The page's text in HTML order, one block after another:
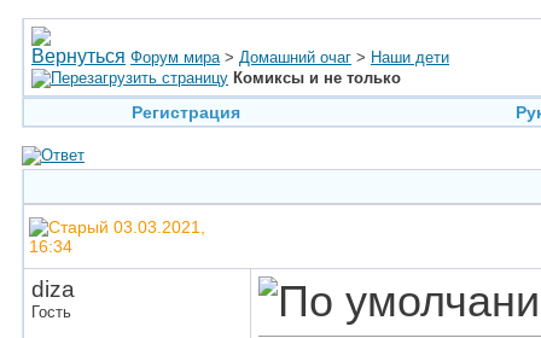
Форум мира > Домашний очаг > Наши дети
Комиксы и не только
Регистрация
03.03.2021,
16:34
diza
Гость